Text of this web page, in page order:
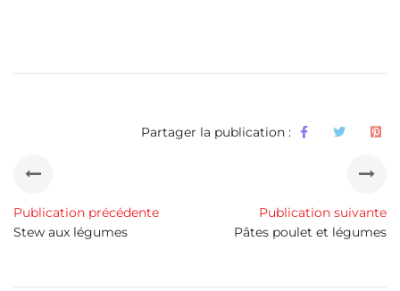
Partager la publication :
Publication précédente
Stew aux légumes
Publication suivante
Pâtes poulet et légumes